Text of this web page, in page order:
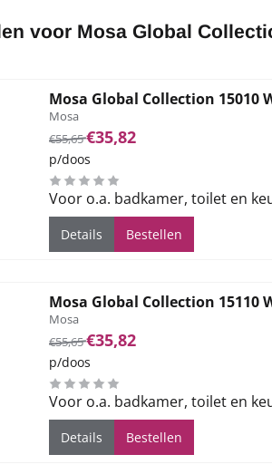
voor Mosa Global
Mosa Global Collection 15010
Merk:
Mosa
Van 55,65 voor 35,82
€55,65€35,82
p/doos
Voor o.a. badkamer, toilet en
Details Bestellen
Mosa Global Collection 15110
Merk:
Mosa
Van 55,65 voor 35,82
€55,65€35,82
p/doos
Voor o.a. badkamer, toilet en
Details Bestellen